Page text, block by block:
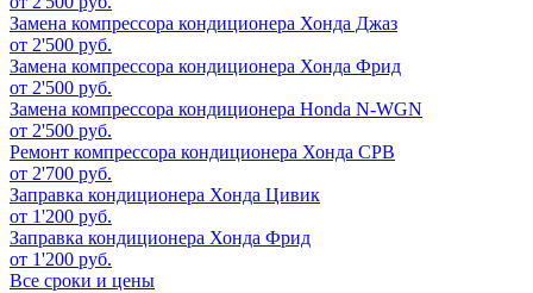
Замена компрессора кондиционера Хонда Джаз
от 2'500 руб.
Замена компрессора кондиционера Хонда Фрид
от 2'500 руб.
Замена компрессора кондиционера Honda N-WGN
от 2'500 руб.
Ремонт компрессора кондиционера Хонда СРВ
от 2'700 руб.
Заправка кондиционера Хонда Цивик
от 1'200 руб.
Заправка кондиционера Хонда Фрид
от 1'200 руб.
Все сроки и цены